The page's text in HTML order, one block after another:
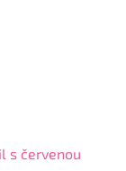
s červenou